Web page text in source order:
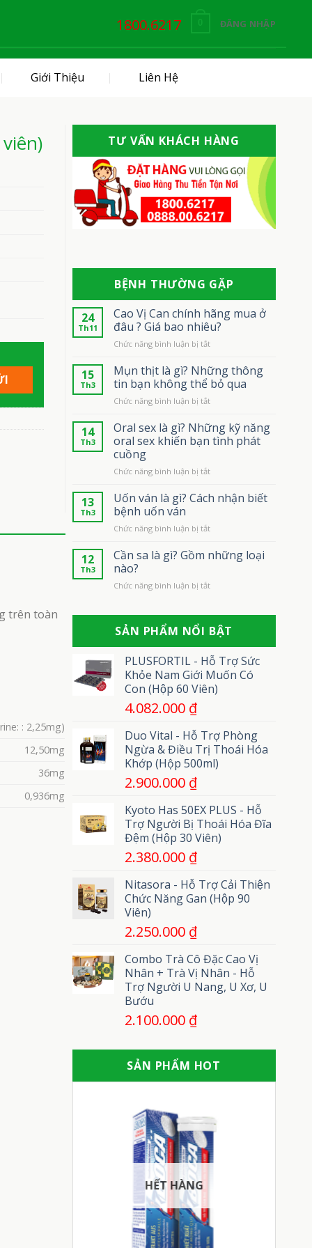
1800.6217 ĐĂNG NHẬP
Giới Thiệu Liên Hệ
trên toàn
: 2,25mg)
12,50mg
36mg
0,936mg
TƯ VẤN KHÁCH HÀNG
BỆNH THƯỜNG GẶP
24
Th11
Cao Vị Can chính hãng mua ở
đâu ? Giá bao nhiêu?
Chức năng bình luận bị tắtở
Vị
Can
chính
hãng
ở
đâu
bao
15
Th3
Mụn thịt là gì? Những thông
tin bạn không thể bỏ qua
Chức năng bình luận bị tắtở
thịt
là
gì?
thông
bạn
bỏ
14
Th3
Oral sex là gì? Những kỹ năng
oral sex khiến bạn tình phát
cuồng
Chức năng bình luận bị tắtở
sex
Những
năng
khiến
tình
phát
cuồng
13
Th3
Uốn ván là gì? Cách nhận biết
bệnh uốn ván
Chức năng bình luận bị tắtở
ván
Cách
bệnh
uốn
ván
12
Th3
Cần sa là gì? Gồm những loại
nào?
Chức năng bình luận bị tắtở
gì?
những
loại
nào?
SẢN PHẨM NỔI BẬT
PLUSFORTIL - Hỗ Trợ Sức
Khỏe Nam Giới Muốn Có
Con (Hộp 60 Viên)
4.082.000 ₫
Duo Vital - Hỗ Trợ Phòng
Ngừa & Điều Trị Thoái Hóa
Khớp (Hộp 500ml)
2.900.000 ₫
Kyoto Has 50EX PLUS - Hỗ
Trợ Người Bị Thoái Hóa Đĩa
Đệm (Hộp 30 Viên)
2.380.000 ₫
Nitasora - Hỗ Trợ Cải Thiện
Chức Năng Gan (Hộp 90
Viên)
2.250.000 ₫
Combo Trà Cô Đặc Cao Vị
Nhân + Trà Vị Nhân - Hỗ
Trợ Người U Nang, U Xơ, U
Bướu
2.100.000 ₫
SẢN PHẨM HOT
HẾT HÀNG